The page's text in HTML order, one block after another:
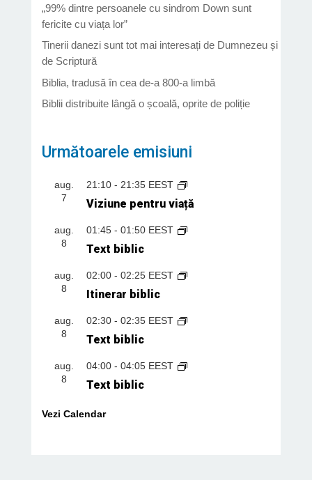
„99% dintre persoanele cu sindrom Down sunt
fericite cu viața lor”
Tinerii danezi sunt tot mai interesați de Dumnezeu și
de Scriptură
Biblia, tradusă în cea de-a 800-a limbă
Biblii distribuite lângă o școală, oprite de poliție
Următoarele emisiuni
aug.
7
21:10- 21:35 EEST
Viziune pentru viață
aug.
8
01:45- 01:50 EEST
Text biblic
aug.
8
02:00- 02:25 EEST
Itinerar biblic
aug.
8
02:30- 02:35 EEST
Text biblic
aug.
8
04:00- 04:05 EEST
Text biblic
Vezi Calendar